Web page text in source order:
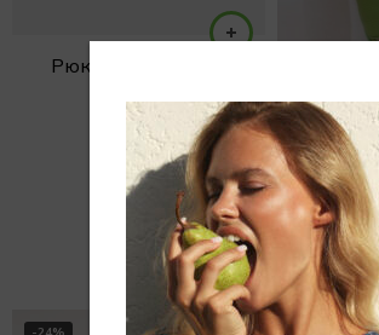
Рюкзак ALMA coal
24500₽
9900